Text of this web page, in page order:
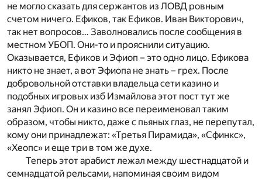
не могло сказать для сержантов из ЛОВД ровным
счетом ничего. Ефиков, так Ефиков. Иван Викторович,
так нет вопросов… Заволновались после сообщения в
местном УБОП. Они-то и прояснили ситуацию.
Оказывается, Ефиков и Эфиоп – это одно лицо. Ефикова
никто не знает, а вот Эфиопа не знать – грех. После
добровольной отставки владельца сети казино и
подобных игровых изб Измайлова этот пост тут же
занял Эфиоп. Он и казино все переименовал таким
образом, чтобы никто, даже с пьяных глаз, не перепутал,
кому они принадлежат: «Третья Пирамида», «Сфинкс»,
«Хеопс» и еще три в том же духе.
Теперь этот арабист лежал между шестнадцатой и
семнадцатой рельсами, напоминая своим видом